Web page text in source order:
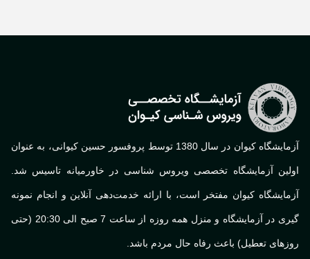
آزمایشگاه کیوان در سال 1380 توسط پروفسور حسین کیوانی، به عنوان
آزمایشگاه تخصصی ویروس شناسی در خاورمیانه تاسیس شد.
کیوان مفتخر است، با ارائه خدمت‌دهی آنلاین و انجام نمونه
گیری در آزمایشگاه و منزل همه روزه از ساعت 7 صبح الی 20:30 (حتی
تعطیل) باعث رفاه حال مردم باشد.